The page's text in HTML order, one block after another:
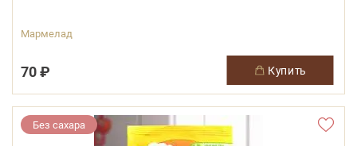
Мармелад
70 ₽ купить
Без сахара